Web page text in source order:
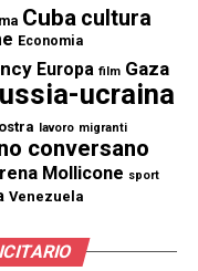
Cuba cultura
Economia
Europa film Gaza
ucraina
lavoro migranti
conversano
Mollicone sport
Venezuela